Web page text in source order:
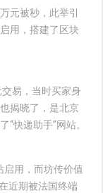
被秒，此举引
用，搭建了区块
易，当时买家身
揭晓了，是北京
快递助手”网站。
用，而坊传价值
近期被法国终端